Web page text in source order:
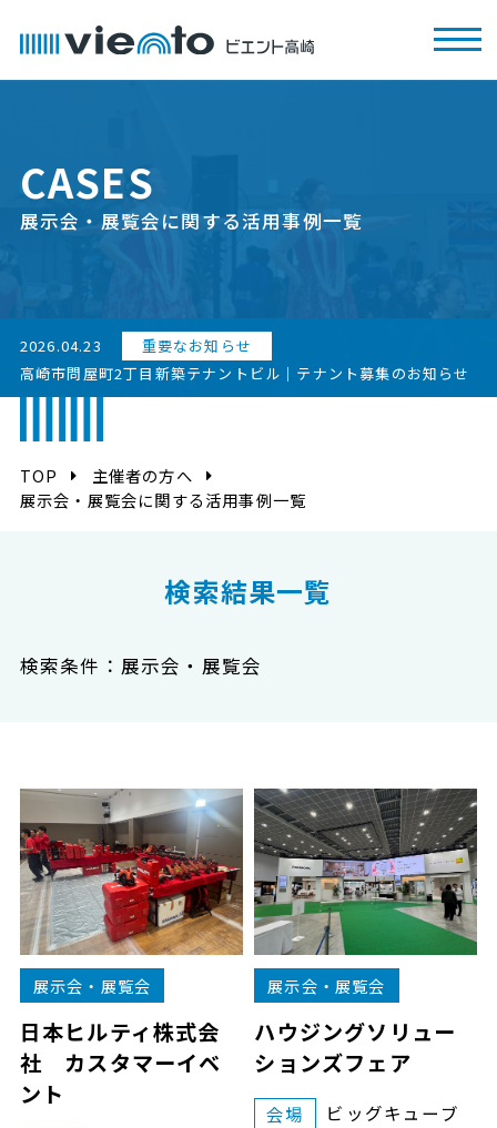
CASES
展示会・展覧会に関する活用事例一覧
2026.04.23
重要なお知らせ
高崎市問屋町2丁目新築テナントビル｜テナント募集のお知らせ
TOP
主催者の方へ
展示会・展覧会に関する活用事例一覧
検索結果一覧
検索条件：展示会・展覧会
展示会・展覧会
日本ヒルティ株式会
社 カスタマーイベ
ント
展示会・展覧会
ハウジングソリュー
ションズフェア
会場
ビッグキューブ